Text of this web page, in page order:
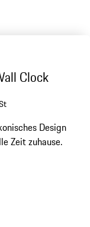
Clock
Design
Zeit zuhause.